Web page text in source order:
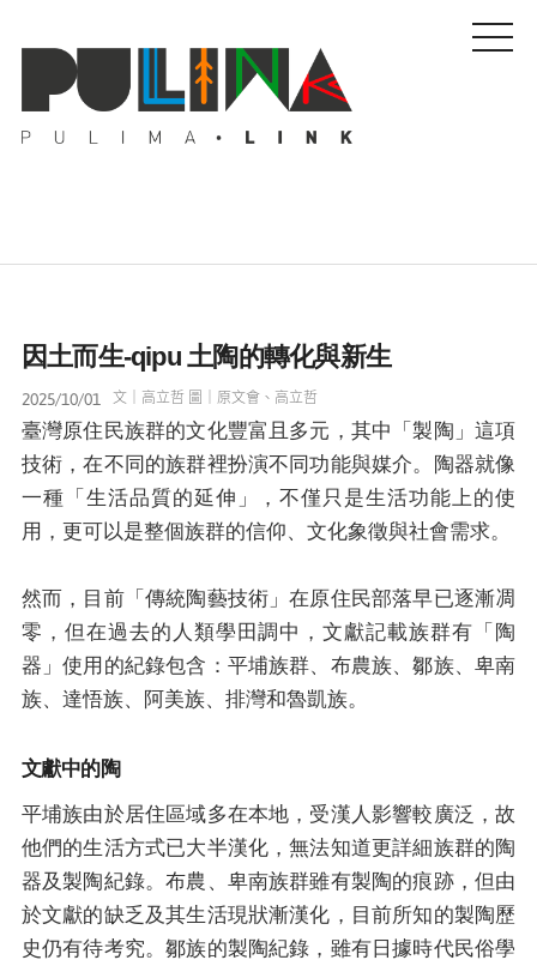
Pulima藝術獎
活動專區
媒體專區
原住民族文化藝術補助成果專區
展演櫥窗
關於我們
因土而生-qipu 土陶的轉化與新生
2025/10/01 文｜高立哲 圖｜原文會、高立哲
臺灣原住民族群的文化豐富且多元，其中「製陶」這項
技術，在不同的族群裡扮演不同功能與媒介。陶器就像
一種「生活品質的延伸」，不僅只是生活功能上的使
用，更可以是整個族群的信仰、文化象徵與社會需求。
然而，目前「傳統陶藝技術」在原住民部落早已逐漸凋
零，但在過去的人類學田調中，文獻記載族群有「陶
器」使用的紀錄包含：平埔族群、布農族、鄒族、卑南
族、達悟族、阿美族、排灣和魯凱族。
文獻中的陶
平埔族由於居住區域多在本地，受漢人影響較廣泛，故
他們的生活方式已大半漢化，無法知道更詳細族群的陶
器及製陶紀錄。布農、卑南族群雖有製陶的痕跡，但由
於文獻的缺乏及其生活現狀漸漢化，目前所知的製陶歷
史仍有待考究。鄒族的製陶紀錄，雖有日據時代民俗學